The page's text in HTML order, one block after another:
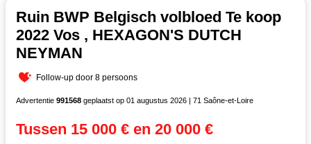
Ruin BWP Belgisch volbloed Te koop
2022 Vos , HEXAGON'S DUTCH
NEYMAN
Follow-up door 8 persoons
Advertentie 991568 geplaatst op 01 augustus 2026 | 71 Saône-et-Loire
Tussen 15 000 € en 20 000 €